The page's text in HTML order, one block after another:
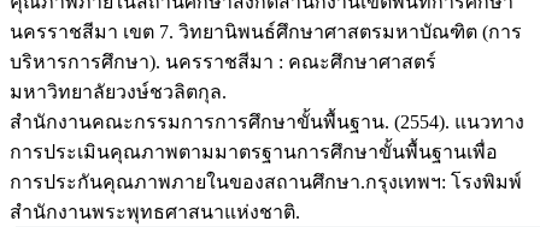
นครราชสีมา เขต 7. วิทยานิพนธ์ศึกษาศาสตรมหาบัณฑิต (การ
บริหารการศึกษา). นครราชสีมา : คณะศึกษาศาสตร์
มหาวิทยาลัยวงษ์ชวลิตกุล.
สำนักงานคณะกรรมการการศึกษาขั้นพื้นฐาน. (2554). แนวทาง
การประเมินคุณภาพตามมาตรฐานการศึกษาขั้นพื้นฐานเพื่อ
การประกันคุณภาพภายในของสถานศึกษา.กรุงเทพฯ: โรงพิมพ์
สำนักงานพระพุทธศาสนาแห่งชาติ.